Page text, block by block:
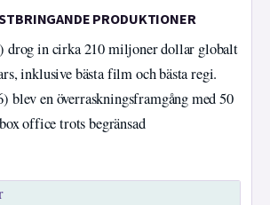
PRODUKTIONER
drog in cirka 210 miljoner dollar globalt
inklusive bästa film och bästa regi.
blev en överraskningsframgång med 50
office trots begränsad